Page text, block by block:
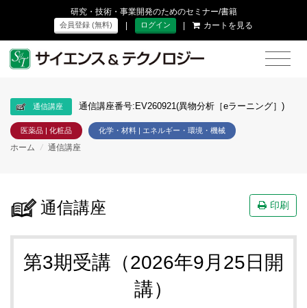
研究・技術・事業開発のためのセミナー/書籍
会員登録 (無料) | ログイン | カートを見る
通信講座 通信講座番号:EV260921(異物分析［eラーニング］)
医薬品 | 化粧品 化学・材料 | エネルギー・環境・機械
ホーム / 通信講座
通信講座 印刷
第3期受講（2026年9月25日開
講）